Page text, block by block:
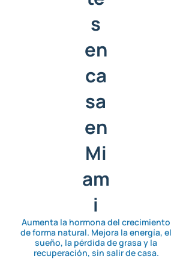
s
en
ca
sa
en
Mi
am
i
Aumenta la hormona del crecimiento
de forma natural. Mejora la energía, el
sueño, la pérdida de grasa y la
recuperación, sin salir de casa.